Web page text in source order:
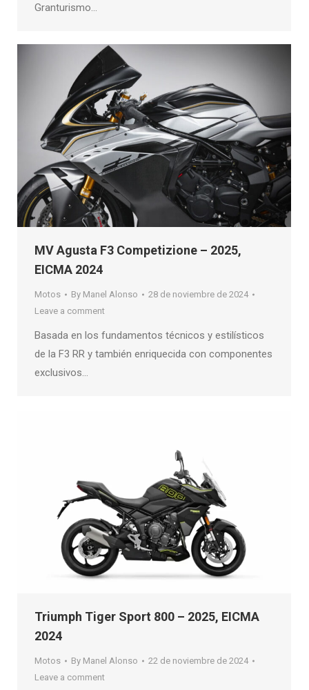
Granturismo…
MV Agusta F3 Competizione – 2025,
EICMA 2024
Motos By Manel Alonso
28 de noviembre de 2024
Leave a comment
Basada en los fundamentos técnicos y estilísticos
de la F3 RR y también enriquecida con componentes
exclusivos…
Triumph Tiger Sport 800 – 2025, EICMA
2024
Motos By Manel Alonso
22 de noviembre de 2024
Leave a comment